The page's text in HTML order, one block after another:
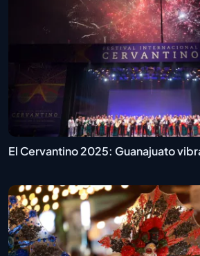
El Cervantino 2025: Guanajuato